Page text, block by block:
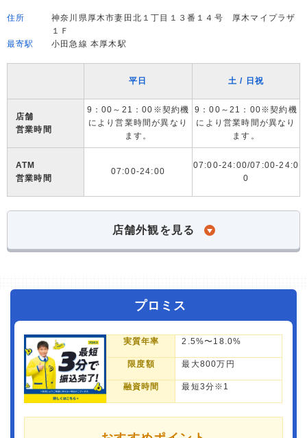
住所
神奈川県厚木市妻田北１丁目１３番１４号 厚木マイプラザ
１Ｆ
最寄駅
小田急線 本厚木駅
平日 土 / 日祝
店舗
営業時間
9：00～21：00※契約機
により営業時間が異なり
ます。
9：00～21：00※契約機
により営業時間が異なり
ます。
ATM
営業時間
07:00-24:00
07:00-24:00/07:00-24:0
0
店舗外観を見る
プロミス
実質年率 2.5%〜18.0%
限度額 最大800万円
融資時間 最短3分※1